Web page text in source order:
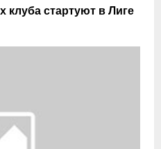
клуба стартуют в Лиге